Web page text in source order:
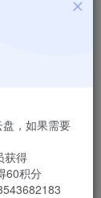
登录购买
4.85 GB
，如果需要
获得
60积分